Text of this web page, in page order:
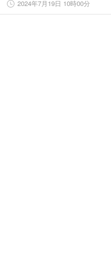
2024年7月19日 10時00分